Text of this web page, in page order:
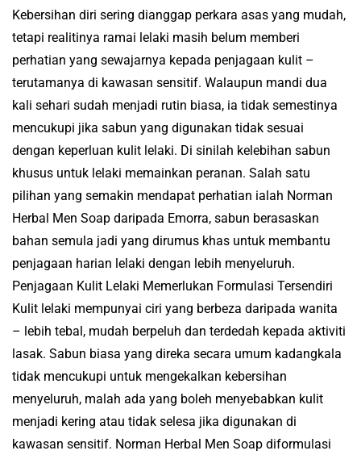
Kebersihan diri sering dianggap perkara asas yang mudah,
tetapi realitinya ramai lelaki masih belum memberi
perhatian yang sewajarnya kepada penjagaan kulit –
terutamanya di kawasan sensitif. Walaupun mandi dua
kali sehari sudah menjadi rutin biasa, ia tidak semestinya
mencukupi jika sabun yang digunakan tidak sesuai
dengan keperluan kulit lelaki. Di sinilah kelebihan sabun
khusus untuk lelaki memainkan peranan. Salah satu
pilihan yang semakin mendapat perhatian ialah Norman
Herbal Men Soap daripada Emorra, sabun berasaskan
bahan semula jadi yang dirumus khas untuk membantu
penjagaan harian lelaki dengan lebih menyeluruh.
Penjagaan Kulit Lelaki Memerlukan Formulasi Tersendiri
Kulit lelaki mempunyai ciri yang berbeza daripada wanita
– lebih tebal, mudah berpeluh dan terdedah kepada aktiviti
lasak. Sabun biasa yang direka secara umum kadangkala
tidak mencukupi untuk mengekalkan kebersihan
menyeluruh, malah ada yang boleh menyebabkan kulit
menjadi kering atau tidak selesa jika digunakan di
kawasan sensitif. Norman Herbal Men Soap diformulasi